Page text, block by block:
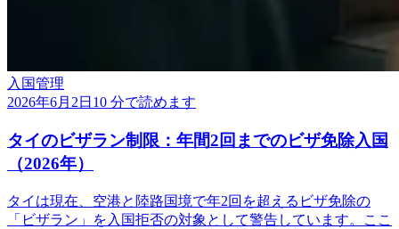
入国管理
2026年6月2日 10 分で読めます
タイのビザラン制限：年間2回までのビザ免除入国
（2026年）
タイは現在、空港と陸路国境で年2回を超えるビザ免除の
「ビザラン」を入国拒否の対象として警告しています。ここ